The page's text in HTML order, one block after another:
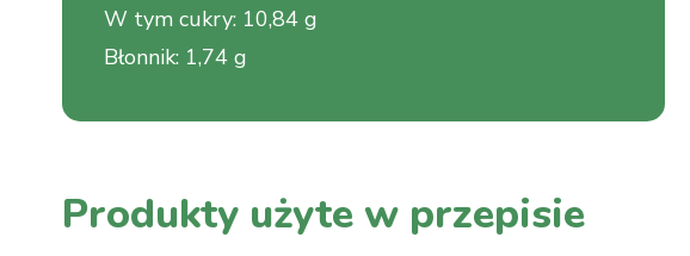
W tym cukry: 10,84 g
Błonnik: 1,74 g
Produkty użyte w przepisie